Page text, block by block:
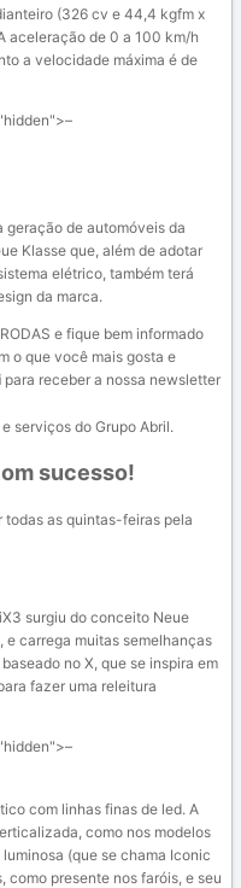
(326 cv e 44,4 kgfm x
aceleração de 0 a 100 km/h
a velocidade máxima é de
geração de automóveis da
Klasse que, além de adotar
elétrico, também terá
da marca.
e fique bem informado
o que você mais gosta e
para receber a nossa newsletter
serviços do Grupo Abril.
sucesso!
as quintas-feiras pela
surgiu do conceito Neue
e carrega muitas semelhanças
no X, que se inspira em
fazer uma releitura
com linhas finas de led. A
como nos modelos
(que se chama Iconic
como presente nos faróis, e seu